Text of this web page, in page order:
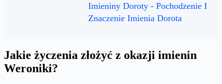
Imieniny Doroty - Pochodzenie I
Znaczenie Imienia Dorota
Jakie życzenia złożyć z okazji imienin
Weroniki?